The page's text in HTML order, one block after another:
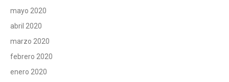
mayo 2020
abril 2020
marzo 2020
febrero 2020
enero 2020